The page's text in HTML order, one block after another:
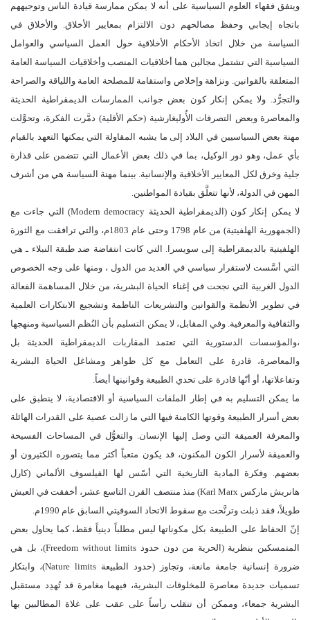
ويتفق فقهاء العلوم السياسية على أنه لا يمكن ممارسة قيادة الناس وتوجيههم
باتجاه إيجابي وحفظ مصالحهم دون الالتزام بمعايير الأخلاق. والأخلاق في
السياسة من خلال اتخاذ الأحكام الأخلاقية حول العمل السياسي والعوامل
السياسية التي تشتمل مجالين هما أخلاقيات المنصب وأخلاقيات السياسة العامة
المتعلقة بالقوانين. ونزاهة وإخلاص واستقامة للمصلحة العامة واللياقة والصراحة
والتجرُّد. ولا يمكن إنكار كون بعض جوانب الممارسات الديمقراطية الحديثة
والمعاصرة وبعض التصرفات الأُوليغارشية (حكم الأقلية) دمَّرت الفكرة، وتحوَّلت
مهنة بعض السياسيين في البلاد إلى ما يشبه المقاولة التي يمكنها التعهد بالقيام
بأي عمل، وهو دور الوكيل، بما في ذلك بعض الأعمال التي تتضمن على قذارة
جلية وخرق لكل المعايير الأخلاقية والإنسانية. بينما مهنة السياسة هي من أشرف
المهن في الدولة، لأنها تتعلَّق بقيادة المواطنين.
لا يمكن إنكار كون (الديمقراطية الحديثة Modern democracy) التي جاءت مع
(الجمهورية الهلفيتية) من عام 1798 وحتى عام 1803م، والتي ترافقت مع الثورة
الهلفيتية بالديمقراطية إلى سويسرا. التي كانت انتفاضة ضد طبقة النبلاء ـ هي
التي أسَّست لاستقرار سياسي في العديد من الدول ، ومنها على وجه الخصوص
الدول الغربية التي نجحت في إغناء الحياة البشرية، من خلال المساهمة الفعالة
في تطوير الأنظمة والقوانين والتشريعات الناظمة وتشجيع الابتكارات العلمية
والثقافية والمعرفية. وفي المقابل، لا يمكن التسليم بأن النُظم السياسية ومنهجها
،والمؤسسات الدستورية التي تعتمد المقاربات الديمقراطية الحديثة بل
والمعاصرة، قادرة على التعامل مع كل ظواهر ومشاغل الحياة البشرية
وتفاعلاتها، أو أنّها قادرة على تحدي الطبيعة وقوانينها أيضاً.
ما يمكن التسليم به في إطار الملفات السياسية أو الاقتصادية، لا ينطبق على
بعض أسرار الطبيعة وقوتها الكامنة فيها التي ما زالت عصية على القدرات الهائلة
والمعرفة العميقة التي وصل إليها الإنسان. والتغوُّل في المساحات الفسيحة
والعميقة لأسرار الكون المكنون، قد يكون متعباً أكثر مما يتصوره الكثيرون أو
بعضهم. وفكرة المادية التاريخية التي أسّس لها الفيلسوف الألماني (كارل
هانريش ماركس Karl Marx) منذ منتصف القرن التاسع عشر، أخفقت في العيش
طويلاً، فقد ذبلت وترنَّحت مع سقوط الاتحاد السوفيتي السابق عام 1990م.
إنّ الحفاظ على الطبيعة بكل مكوناتها ليس مطلباً دينياً فقط، كما يحاول بعض
المتمسكين بنظرية (الحرية من دون حدود Freedom without limits)، بل هي
ضرورة إنسانية جامعة مانعة، وتجاوز (حدود الطبيعة Nature limits)، وابتكار
تسميات جديدة معاصرة للمخلوقات البشرية، فيهما مغامرة قد تُهدِد مستقبل
البشرية جمعاء، وممكن أن تنقلب رأساً على عقب على غلاة المطالبين بها